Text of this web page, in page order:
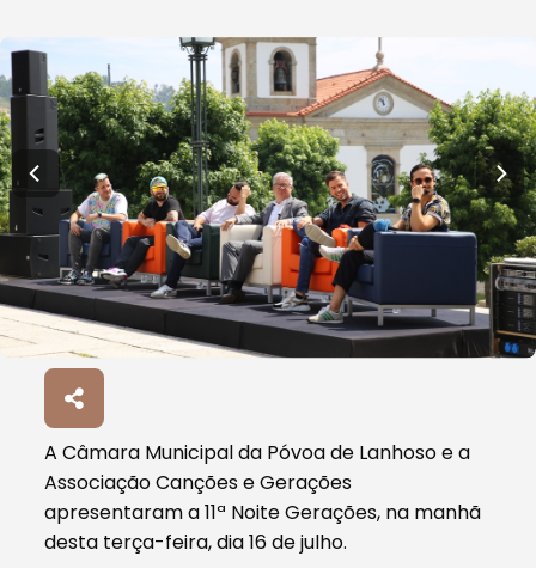
Filtros
A Câmara Municipal da Póvoa de Lanhoso e a
Associação Canções e Gerações
apresentaram a 11ª Noite Gerações, na manhã
desta terça-feira, dia 16 de julho.